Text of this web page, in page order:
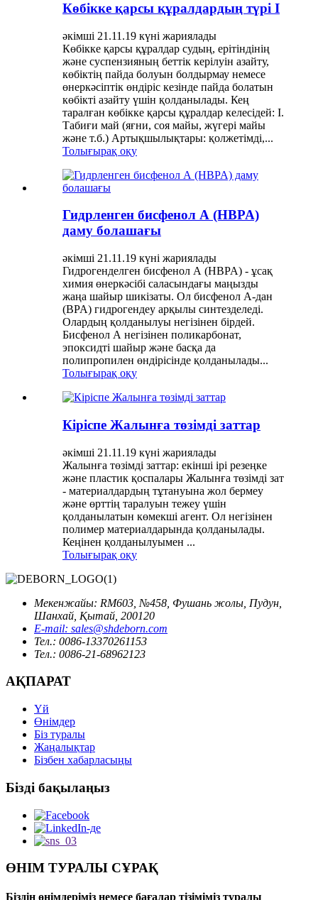
Көбікке қарсы құралдардың түрі I
әкімші 21.11.19 күні жариялады
Көбікке қарсы құралдар судың, ерітіндінің
және суспензияның беттік керілуін азайту,
көбіктің пайда болуын болдырмау немесе
өнеркәсіптік өндіріс кезінде пайда болатын
көбікті азайту үшін қолданылады. Кең
таралған көбікке қарсы құралдар келесідей: I.
Табиғи май (яғни, соя майы, жүгері майы
және т.б.) Артықшылықтары: қолжетімді,...
Толығырақ оқу
Гидрленген бисфенол А (HBPA)
даму болашағы
әкімші 21.11.19 күні жариялады
Гидрогенделген бисфенол А (HBPA) - ұсақ
химия өнеркәсібі саласындағы маңызды
жаңа шайыр шикізаты. Ол бисфенол А-дан
(BPA) гидрогендеу арқылы синтезделеді.
Олардың қолданылуы негізінен бірдей.
Бисфенол А негізінен поликарбонат,
эпоксидті шайыр және басқа да
полипропилен өндірісінде қолданылады...
Толығырақ оқу
Кіріспе Жалынға төзімді заттар
әкімші 21.11.19 күні жариялады
Жалынға төзімді заттар: екінші ірі резеңке
және пластик қоспалары Жалынға төзімді зат
- материалдардың тұтануына жол бермеу
және өрттің таралуын тежеу ​​үшін
қолданылатын көмекші агент. Ол негізінен
полимер материалдарында қолданылады.
Кеңінен қолданылуымен ...
Толығырақ оқу
Мекенжайы: RM603, №458, Фушань жолы, Пудун,
Шанхай, Қытай, 200120
E-mail: sales@shdeborn.com
Тел.: 0086-13370261153
Тел.: 0086-21-68962123
АҚПАРАТ
Үй
Өнімдер
Біз туралы
Жаңалықтар
Бізбен хабарласыңы
Бізді бақылаңыз
ӨНІМ ТУРАЛЫ СҰРАҚ
Біздің өнімдеріміз немесе бағалар тізіміміз туралы